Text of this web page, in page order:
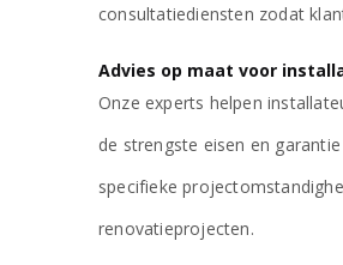
consultatiediensten zodat
Advies op maat voor
Onze experts helpen
de strengste eisen en
specifieke
renovatieprojecten.